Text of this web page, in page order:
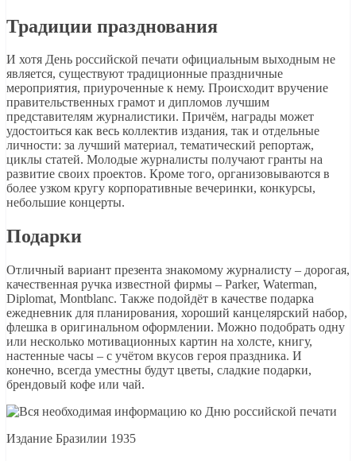
Традиции празднования
И хотя День российской печати официальным выходным не
является, существуют традиционные праздничные
мероприятия, приуроченные к нему. Происходит вручение
правительственных грамот и дипломов лучшим
представителям журналистики. Причём, награды может
удостоиться как весь коллектив издания, так и отдельные
личности: за лучший материал, тематический репортаж,
циклы статей. Молодые журналисты получают гранты на
развитие своих проектов. Кроме того, организовываются в
более узком кругу корпоративные вечеринки, конкурсы,
небольшие концерты.
Подарки
Отличный вариант презента знакомому журналисту – дорогая,
качественная ручка известной фирмы – Parker, Waterman,
Diplomat, Montblanc. Также подойдёт в качестве подарка
ежедневник для планирования, хороший канцелярский набор,
флешка в оригинальном оформлении. Можно подобрать одну
или несколько мотивационных картин на холсте, книгу,
настенные часы – с учётом вкусов героя праздника. И
конечно, всегда уместны будут цветы, сладкие подарки,
брендовый кофе или чай.
Издание Бразилии 1935